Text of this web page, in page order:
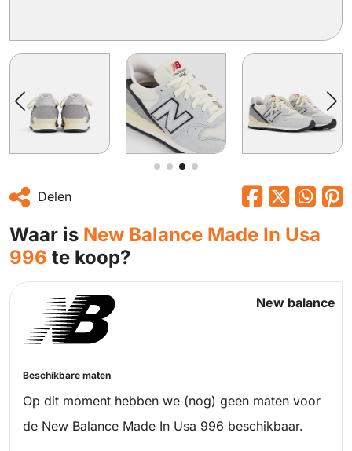
Delen
Waar is New Balance Made In Usa
996 te koop?
New balance
Beschikbare maten
Op dit moment hebben we (nog) geen maten voor
de New Balance Made In Usa 996 beschikbaar.